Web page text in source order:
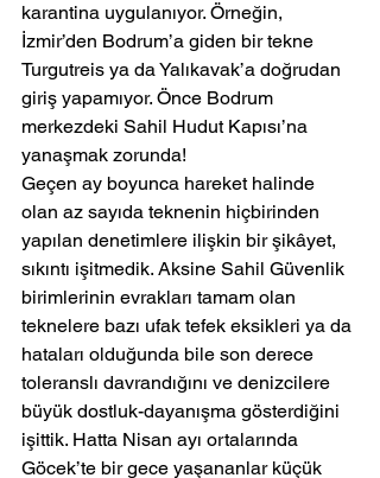
karantina uygulanıyor. Örneğin,
İzmir’den Bodrum’a giden bir tekne
Turgutreis ya da Yalıkavak’a doğrudan
giriş yapamıyor. Önce Bodrum
merkezdeki Sahil Hudut Kapısı’na
yanaşmak zorunda!
Geçen ay boyunca hareket halinde
olan az sayıda teknenin hiçbirinden
yapılan denetimlere ilişkin bir şikâyet,
sıkıntı işitmedik. Aksine Sahil Güvenlik
birimlerinin evrakları tamam olan
teknelere bazı ufak tefek eksikleri ya da
hataları olduğunda bile son derece
toleranslı davrandığını ve denizcilere
büyük dostluk-dayanışma gösterdiğini
işittik. Hatta Nisan ayı ortalarında
Göcek’te bir gece yaşananlar küçük